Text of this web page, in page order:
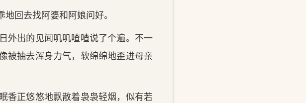
回去找阿婆和阿娘问好。
外出的见闻叽叽喳喳说了个遍。不一
被抽去浑身力气，软绵绵地歪进母亲
香正悠悠地飘散着袅袅轻烟，似有若